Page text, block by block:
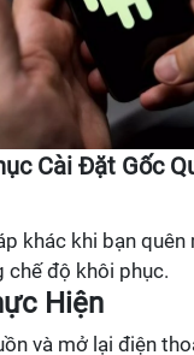
Cài Đặt Gốc
khác khi bạn quên
chế độ khôi phục.
Hiện
và mở lại điện